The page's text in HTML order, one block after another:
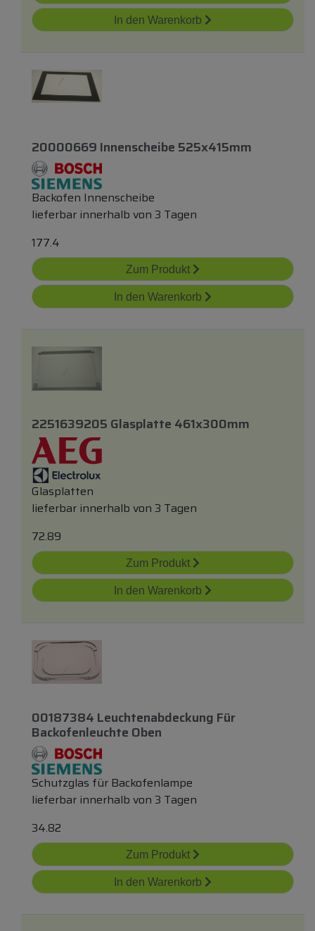
In den Warenkorb
20000669 Innenscheibe 525x415mm
Backofen Innenscheibe
lieferbar innerhalb von 3 Tagen
177.4
Zum Produkt
In den Warenkorb
2251639205 Glasplatte 461x300mm
Glasplatten
lieferbar innerhalb von 3 Tagen
72.89
Zum Produkt
In den Warenkorb
00187384 Leuchtenabdeckung Für
Backofenleuchte Oben
Schutzglas für Backofenlampe
lieferbar innerhalb von 3 Tagen
34.82
Zum Produkt
In den Warenkorb